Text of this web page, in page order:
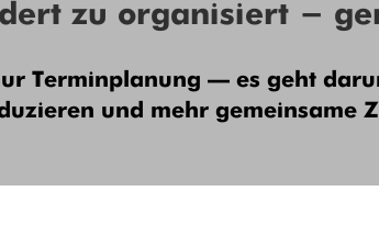
zu organisiert -
Terminplanung – es geht
und mehr gemeinsame